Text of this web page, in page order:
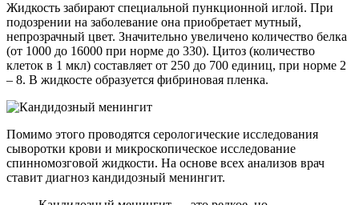
Жидкость забирают специальной пункционной иглой. При
подозрении на заболевание она приобретает мутный,
непрозрачный цвет. Значительно увеличено количество белка
(от 1000 до 16000 при норме до 330). Цитоз (количество
клеток в 1 мкл) составляет от 250 до 700 единиц, при норме 2
– 8. В жидкосте образуется фибриновая пленка.
Помимо этого проводятся серологические исследования
сыворотки крови и микроскопическое исследование
спинномозговой жидкости. На основе всех анализов врач
ставит диагноз кандидозный менингит.